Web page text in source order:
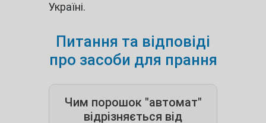
Україні.
Питання та відповіді
про засоби для прання
Чим порошок "автомат"
відрізняється від